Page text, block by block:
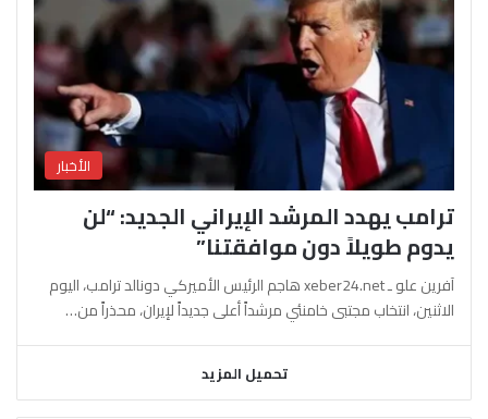
الأخبار
ترامب يهدد المرشد الإيراني الجديد: “لن
يدوم طويلاً دون موافقتنا”
آفرين علو ـ xeber24.net هاجم الرئيس الأميركي دونالد ترامب، اليوم
الاثنين، انتخاب مجتبى خامنئي مرشداً أعلى جديداً لإيران، محذراً من…
تحميل المزيد